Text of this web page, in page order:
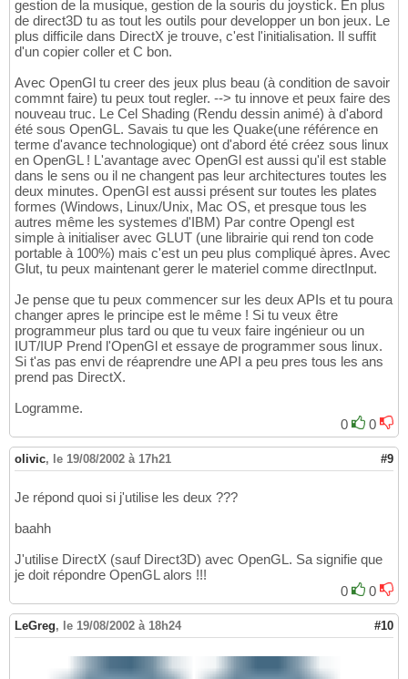
gestion de la musique, gestion de la souris du joystick. En plus
de direct3D tu as tout les outils pour developper un bon jeux. Le
plus difficile dans DirectX je trouve, c'est l'initialisation. Il suffit
d'un copier coller et C bon.
Avec OpenGl tu creer des jeux plus beau (à condition de savoir
commnt faire) tu peux tout regler. --> tu innove et peux faire des
nouveau truc. Le Cel Shading (Rendu dessin animé) à d'abord
été sous OpenGL. Savais tu que les Quake(une référence en
terme d'avance technologique) ont d'abord été créez sous linux
en OpenGL ! L'avantage avec OpenGl est aussi qu'il est stable
dans le sens ou il ne changent pas leur architectures toutes les
deux minutes. OpenGl est aussi présent sur toutes les plates
formes (Windows, Linux/Unix, Mac OS, et presque tous les
autres même les systemes d'IBM) Par contre Opengl est
simple à initialiser avec GLUT (une librairie qui rend ton code
portable à 100%) mais c'est un peu plus compliqué àpres. Avec
Glut, tu peux maintenant gerer le materiel comme directInput.
Je pense que tu peux commencer sur les deux APIs et tu poura
changer apres le principe est le même ! Si tu veux être
programmeur plus tard ou que tu veux faire ingénieur ou un
IUT/IUP Prend l'OpenGl et essaye de programmer sous linux.
Si t'as pas envi de réaprendre une API a peu pres tous les ans
prend pas DirectX.
Logramme.
0
0
olivic, le 19/08/2002 à 17h21 #9
Je répond quoi si j'utilise les deux ???
baahh
J'utilise DirectX (sauf Direct3D) avec OpenGL. Sa signifie que
je doit répondre OpenGL alors !!!
0
0
LeGreg, le 19/08/2002 à 18h24 #10